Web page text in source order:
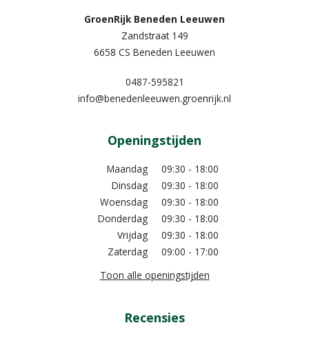
GroenRijk Beneden Leeuwen​
Zandstraat 149
6658 CS Beneden Leeuwen
0487-595821
info@benedenleeuwen.groenrijk.nl
Openingstijden
Maandag
09:30 - 18:00
Dinsdag
09:30 - 18:00
Woensdag
09:30 - 18:00
Donderdag
09:30 - 18:00
Vrijdag
09:30 - 18:00
Zaterdag
09:00 - 17:00
Toon alle openingstijden
Recensies